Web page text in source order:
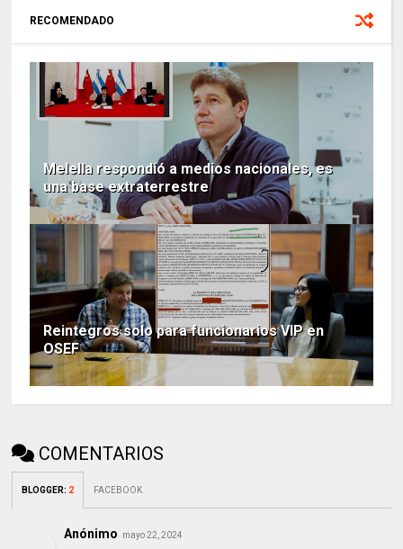
RECOMENDADO
Melella respondió a medios nacionales, es
una base extraterrestre
Reintegros solo para funcionarios VIP en
OSEF
COMENTARIOS
BLOGGER: 2 FACEBOOK
Anónimo mayo 22, 2024